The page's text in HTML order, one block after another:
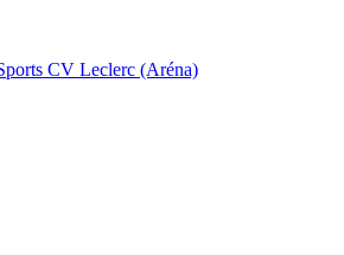
CV Leclerc (Aréna)